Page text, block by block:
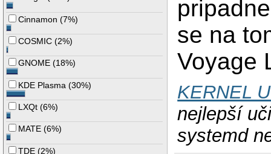
Cinnamon (7%)
COSMIC (2%)
GNOME (18%)
KDE Plasma (30%)
LXQt (6%)
MATE (6%)
TDE (2%)
se na
Voyage
KERNEL
nejlepší
systemd